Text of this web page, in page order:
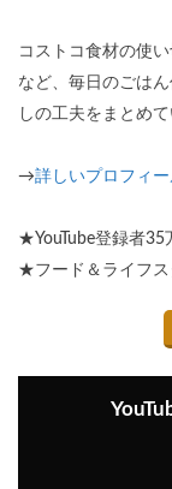
コストコ食材の使
など、毎日のごは
しの工夫をまとめて
→詳しいプロフィ
★YouTube登録者35
★フード＆ライフス